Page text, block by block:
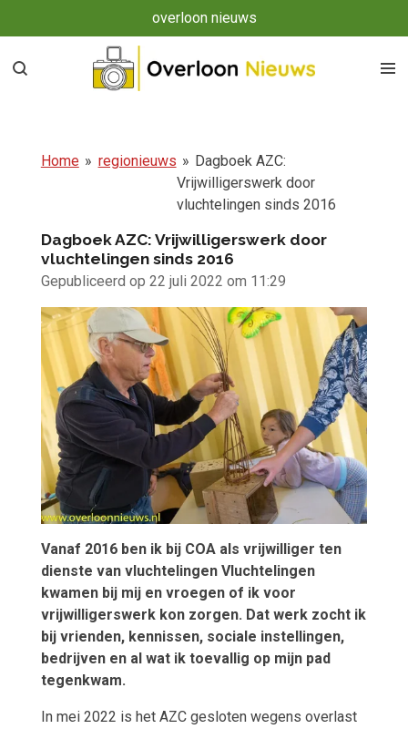
direct
naar
overloon nieuws
Home » regionieuws » Dagboek AZC:
Vrijwilligerswerk door
vluchtelingen sinds 2016
Dagboek AZC: Vrijwilligerswerk door
vluchtelingen sinds 2016
Gepubliceerd op 22 juli 2022 om 11:29
Vanaf 2016 ben ik bij COA als vrijwilliger ten
dienste van vluchtelingen Vluchtelingen
kwamen bij mij en vroegen of ik voor
vrijwilligerswerk kon zorgen. Dat werk zocht ik
bij vrienden, kennissen, sociale instellingen,
bedrijven en al wat ik toevallig op mijn pad
tegenkwam.
In mei 2022 is het AZC gesloten wegens overlast